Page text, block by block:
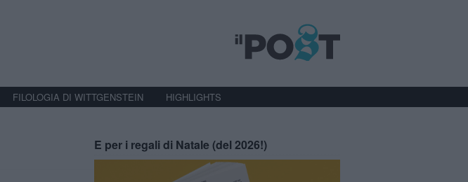
FILOLOGIA DI WITTGENSTEIN HIGHLIGHTS
E per i regali di Natale (del 2026!)